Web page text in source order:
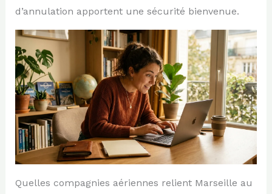
d’annulation apportent une sécurité bienvenue.
Quelles compagnies aériennes relient Marseille au